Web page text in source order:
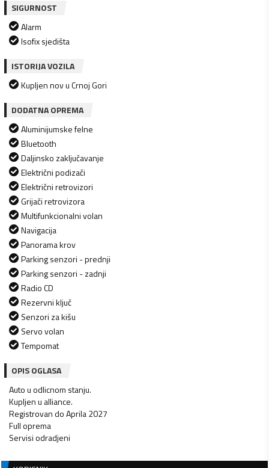
SIGURNOST
Alarm
Isofix sjedišta
ISTORIJA VOZILA
Kupljen nov u Crnoj Gori
DODATNA OPREMA
Aluminijumske felne
Bluetooth
Daljinsko zaključavanje
Električni podizači
Električni retrovizori
Grijači retrovizora
Multifunkcionalni volan
Navigacija
Panorama krov
Parking senzori - prednji
Parking senzori - zadnji
Radio CD
Rezervni ključ
Senzori za kišu
Servo volan
Tempomat
OPIS OGLASA
Auto u odlicnom stanju.
Kupljen u alliance.
Registrovan do Aprila 2027
Full oprema
Servisi odradjeni